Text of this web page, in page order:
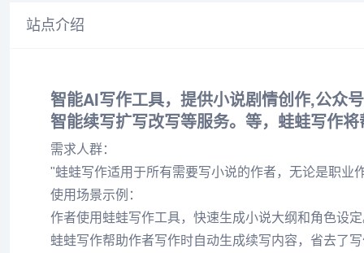
站点介绍
智能AI写作工具，提供小说剧情创作,公众
智能续写扩写改写等服务。等，蛙蛙写作
需求人群：
"蛙蛙写作适用于所有需要写小说的作者，无论是职业
使用场景示例：
作者使用蛙蛙写作工具，快速生成小说大纲和角色设
蛙蛙写作帮助作者写作时自动生成续写内容，省去了